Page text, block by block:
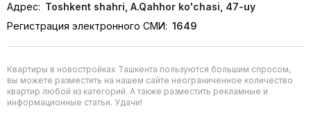
Адрес: Toshkent shahri, A.Qahhor ko'chasi, 47-uy
Регистрация электронного СМИ: 1649
Квартиры в новостройках Ташкента пользуются большим спросом,
вы можете разместить на нашем сайте неограниченное количество
квартир любой из категорий. А также разместить рекламные и
информационные статьи. Удачи!